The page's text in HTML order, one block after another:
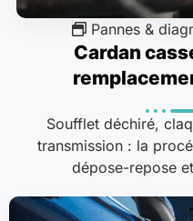
Pannes &
Cardan
Soufflet déchiré,
transmission : la
dépose-repose